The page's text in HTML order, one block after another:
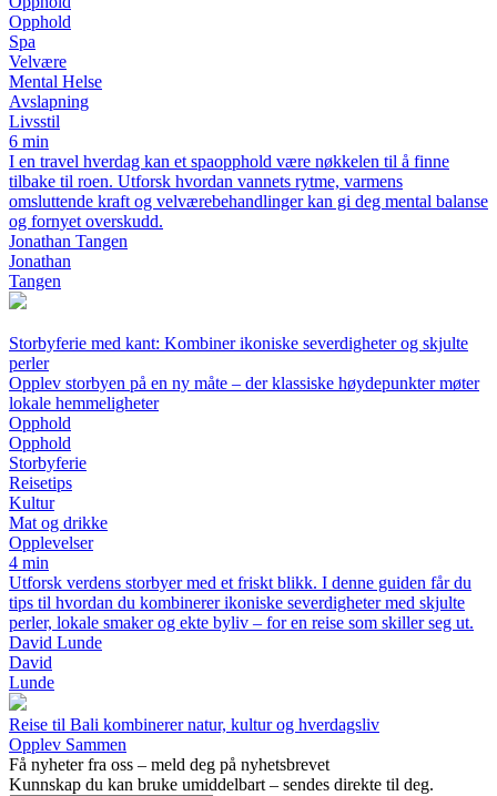
Opphold
Spa
Velvære
Mental Helse
Avslapning
Livsstil
6 min
I en travel hverdag kan et spaopphold være nøkkelen til å finne
tilbake til roen. Utforsk hvordan vannets rytme, varmens
omsluttende kraft og velværebehandlinger kan gi deg mental balanse
og fornyet overskudd.
Jonathan Tangen
Jonathan
Tangen
Storbyferie med kant: Kombiner ikoniske severdigheter og skjulte
perler
Opplev storbyen på en ny måte – der klassiske høydepunkter møter
lokale hemmeligheter
Opphold
Opphold
Storbyferie
Reisetips
Kultur
Mat og drikke
Opplevelser
4 min
Utforsk verdens storbyer med et friskt blikk. I denne guiden får du
tips til hvordan du kombinerer ikoniske severdigheter med skjulte
perler, lokale smaker og ekte byliv – for en reise som skiller seg ut.
David Lunde
David
Lunde
Reise til Bali kombinerer natur, kultur og hverdagsliv
Opplev Sammen
Få nyheter fra oss – meld deg på nyhetsbrevet
Kunnskap du kan bruke umiddelbart – sendes direkte til deg.